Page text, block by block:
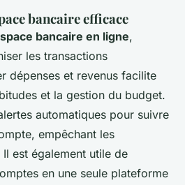
bancaire efficace
bancaire en ligne,
les transactions
dépenses et revenus facilite
et la gestion du budget.
automatiques pour suivre
empêchant les
est également utile de
en une seule plateforme